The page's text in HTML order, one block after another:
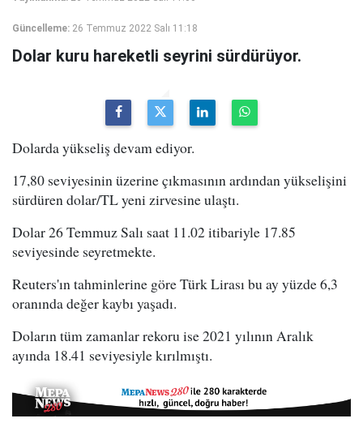
Güncelleme: 26 Temmuz 2022 Salı 11:18
Dolar kuru hareketli seyrini sürdürüyor.
Dolarda yükseliş devam ediyor.
17,80 seviyesinin üzerine çıkmasının ardından yükselişini
sürdüren dolar/TL yeni zirvesine ulaştı.
Dolar 26 Temmuz Salı saat 11.02 itibariyle 17.85
seviyesinde seyretmekte.
Reuters'ın tahminlerine göre Türk Lirası bu ay yüzde 6,3
oranında değer kaybı yaşadı.
Doların tüm zamanlar rekoru ise 2021 yılının Aralık
ayında 18.41 seviyesiyle kırılmıştı.